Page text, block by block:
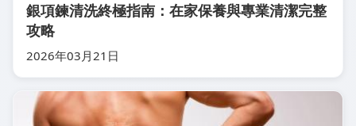
銀項鍊清洗終極指南：在家保養與專業清潔完整
攻略
2026年03月21日